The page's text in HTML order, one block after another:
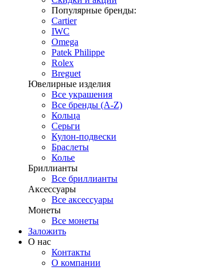
Популярные бренды:
Cartier
IWC
Omega
Patek Philippe
Rolex
Breguet
Ювелирные изделия
Все украшения
Все бренды (A-Z)
Кольца
Серьги
Кулон-подвески
Браслеты
Колье
Бриллианты
Все бриллианты
Аксессуары
Все аксессуары
Монеты
Все монеты
Заложить
О нас
Контакты
О компании